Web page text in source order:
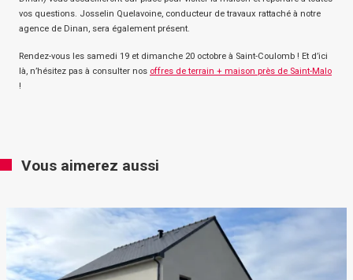
vos questions. Josselin Quelavoine, conducteur de travaux rattaché à notre
agence de Dinan, sera également présent.
Rendez-vous les samedi 19 et dimanche 20 octobre à Saint-Coulomb ! Et d’ici
là, n’hésitez pas à consulter nos offres de terrain + maison près de Saint-Malo
!
Vous aimerez aussi